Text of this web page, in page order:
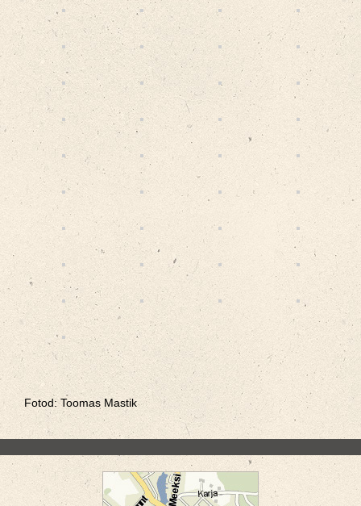
Fotod: Toomas Mastik